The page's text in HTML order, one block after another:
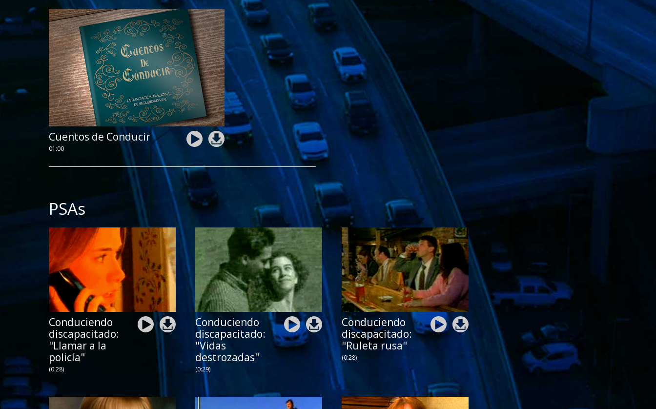
Cuentos de Conducir
01:00
PSAs
Conduciendo
discapacitado:
"Llamar a la
policía"
(0:28)
Conduciendo
discapacitado:
"Vidas
destrozadas"
(0:29)
Conduciendo
discapacitado:
"Ruleta rusa"
(0:28)